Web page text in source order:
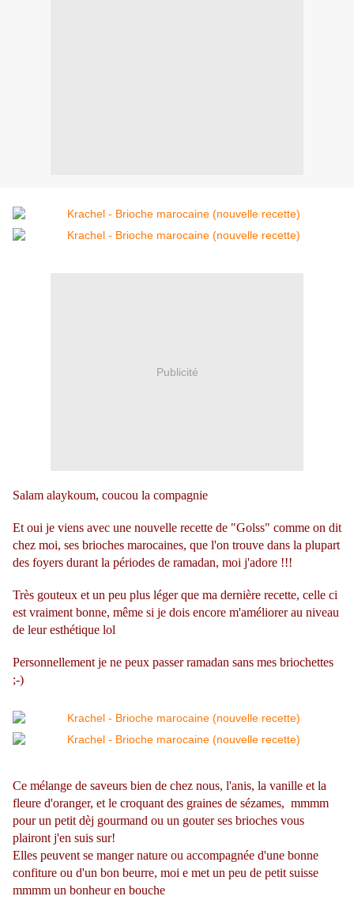
Publicité
Salam alaykoum, coucou la compagnie
Et oui je viens avec une nouvelle recette de "Golss" comme on dit
chez moi, ses brioches marocaines, que l'on trouve dans la plupart
des foyers durant la périodes de ramadan, moi j'adore !!!
Très gouteux et un peu plus léger que ma dernière recette, celle ci
est vraiment bonne, même si je dois encore m'améliorer au niveau
de leur esthétique lol
Personnellement je ne peux passer ramadan sans mes briochettes
;-)
Ce mélange de saveurs bien de chez nous, l'anis, la vanille et la
fleure d'oranger, et le croquant des graines de sézames, mmmm
pour un petit dèj gourmand ou un gouter ses brioches vous
plairont j'en suis sur!
Elles peuvent se manger nature ou accompagnée d'une bonne
confiture ou d'un bon beurre, moi e met un peu de petit suisse
mmmm un bonheur en bouche